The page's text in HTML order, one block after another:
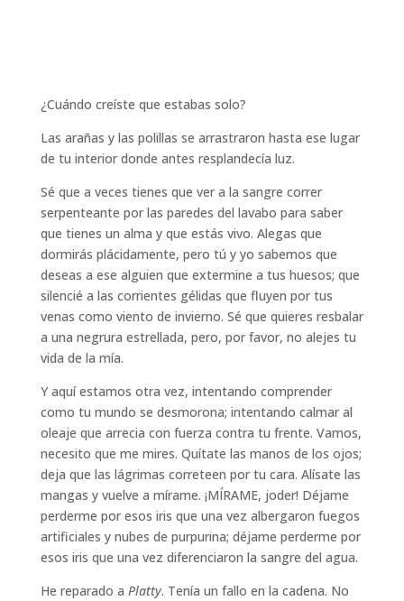
¿Cuándo creíste que estabas solo?
Las arañas y las polillas se arrastraron hasta ese lugar
de tu interior donde antes resplandecía luz.
Sé que a veces tienes que ver a la sangre correr
serpenteante por las paredes del lavabo para saber
que tienes un alma y que estás vivo. Alegas que
dormirás plácidamente, pero tú y yo sabemos que
deseas a ese alguien que extermine a tus huesos; que
silencié a las corrientes gélidas que fluyen por tus
venas como viento de invierno. Sé que quieres resbalar
a una negrura estrellada, pero, por favor, no alejes tu
vida de la mía.
Y aquí estamos otra vez, intentando comprender
como tu mundo se desmorona; intentando calmar al
oleaje que arrecia con fuerza contra tu frente. Vamos,
necesito que me mires. Quítate las manos de los ojos;
deja que las lágrimas correteen por tu cara. Alísate las
mangas y vuelve a mírame. ¡MÍRAME, joder! Déjame
perderme por esos iris que una vez albergaron fuegos
artificiales y nubes de purpurina; déjame perderme por
esos iris que una vez diferenciaron la sangre del agua.
He reparado a Platty. Tenía un fallo en la cadena. No